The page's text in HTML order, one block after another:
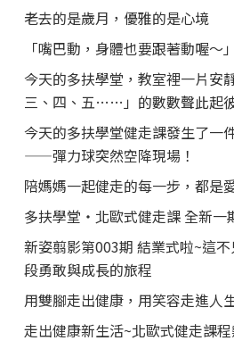
老去的是歲月，優雅的是心境
「嘴巴動，身體也要跟著動喔～」
今天的多扶學堂，教室裡一片安
三、四、五……」的數數聲此
今天的多扶學堂健走課發生了一
——彈力球突然空降現場！
陪媽媽一起健走的每一步，都是
多扶學堂・北歐式健走課 全新一
新姿翦影第003期 結業式啦~這
段勇敢與成長的旅程
用雙腳走出健康，用笑容走進人
走出健康新生活~北歐式健走課